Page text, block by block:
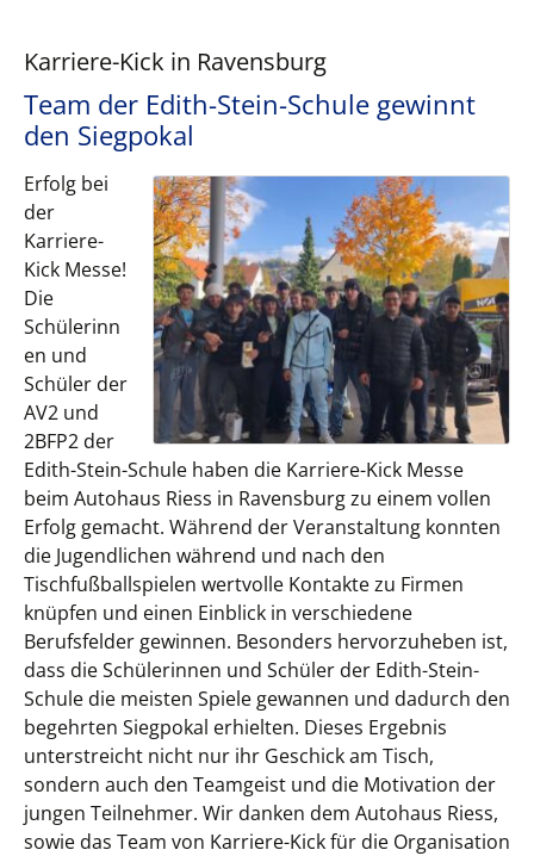
Karriere-Kick in Ravensburg
Team der Edith-Stein-Schule gewinnt
den Siegpokal
Erfolg bei
der
Karriere-
Kick Messe!
Die
Schülerinn
en und
Schüler der
AV2 und
2BFP2 der
Edith-Stein-Schule haben die Karriere-Kick Messe
beim Autohaus Riess in Ravensburg zu einem vollen
Erfolg gemacht. Während der Veranstaltung konnten
die Jugendlichen während und nach den
Tischfußballspielen wertvolle Kontakte zu Firmen
knüpfen und einen Einblick in verschiedene
Berufsfelder gewinnen. Besonders hervorzuheben ist,
dass die Schülerinnen und Schüler der Edith-Stein-
Schule die meisten Spiele gewannen und dadurch den
begehrten Siegpokal erhielten. Dieses Ergebnis
unterstreicht nicht nur ihr Geschick am Tisch,
sondern auch den Teamgeist und die Motivation der
jungen Teilnehmer. Wir danken dem Autohaus Riess,
sowie das Team von Karriere-Kick für die Organisation